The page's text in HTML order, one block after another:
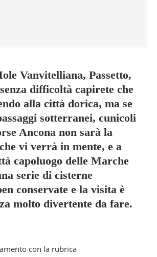
Vanvitelliana, Passetto,
difficoltà capirete che
alla città dorica, ma se
sotterranei, cunicoli
Ancona non sarà la
vi verrà in mente, e a
capoluogo delle Marche
serie di cisterne
conservate e la visita è
molto divertente da fare.
con la rubrica